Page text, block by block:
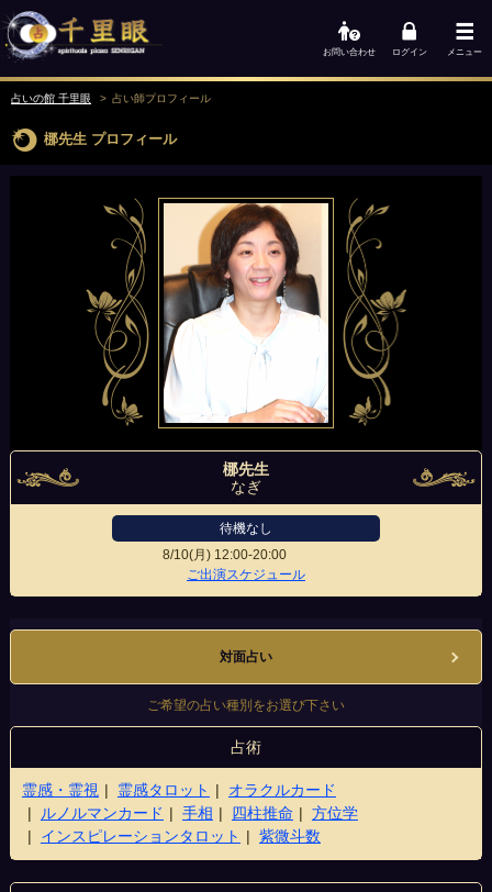
お問い合わせ ログイン メニュー
占いの館 千里眼 占い師プロフィール
梛先生 プロフィール
梛先生
なぎ
待機なし
8/10(月) 12:00-20:00
ご出演スケジュール
対面占い
ご希望の占い種別をお選び下さい
占術
霊感・霊視 霊感タロット
オラクルカード
ルノルマンカード
手相 四柱推命
方位学
インスピレーションタロット
紫微斗数